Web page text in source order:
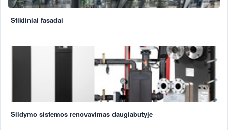
Stikliniai fasadai
Šildymo sistemos renovavimas daugiabutyje